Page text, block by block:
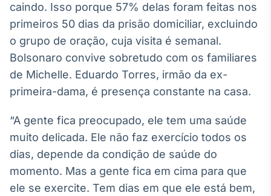
caindo. Isso porque 57% delas foram feitas nos
primeiros 50 dias da prisão domiciliar, excluindo
o grupo de oração, cuja visita é semanal.
Bolsonaro convive sobretudo com os familiares
de Michelle. Eduardo Torres, irmão da ex-
primeira-dama, é presença constante na casa.
“A gente fica preocupado, ele tem uma saúde
muito delicada. Ele não faz exercício todos os
dias, depende da condição de saúde do
momento. Mas a gente fica em cima para que
ele se exercite. Tem dias em que ele está bem,